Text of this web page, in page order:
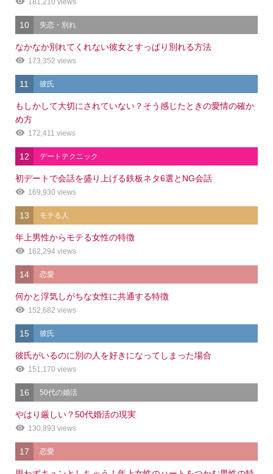
181,210 views
10 失恋・別れ
なかなか別れてくれない彼女とすっぱり別れる方法
173,352 views
11 彼氏
もしかして大切にされていない？そう感じたときの愛情の確か
め方
172,411 views
12 デートテクニック
初デートで会話を盛り上げる鉄板ネタ6選とNG会話
169,930 views
13 モテる人
年上男性からモテる女性の特徴
162,294 views
14 恋愛
何かと浮気しがちな女性に共通する特徴
152,682 views
15 彼氏
彼氏がいるのに別の人を好きになってしまった場合
151,170 views
16 50代の婚活
やはり厳しい？50代婚活の現実
130,893 views
17 恋愛